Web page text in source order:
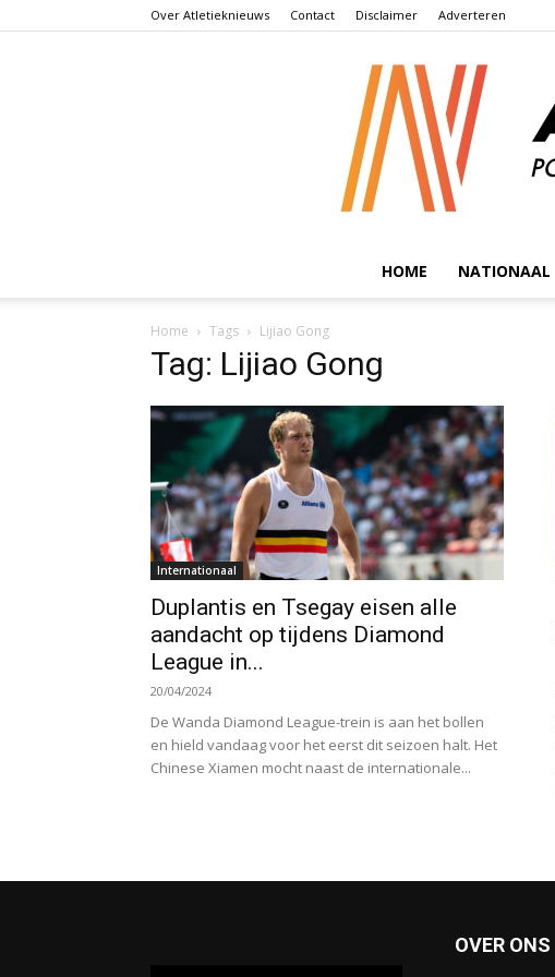
Over Atletieknieuws Contact Disclaimer Adverteren
HOME NATIONAAL
Home Tags Lijiao Gong
Tag: Lijiao Gong
Internationaal
Duplantis en Tsegay eisen alle
aandacht op tijdens Diamond
League in...
20/04/2024
De Wanda Diamond League-trein is aan het bollen
en hield vandaag voor het eerst dit seizoen halt. Het
Chinese Xiamen mocht naast de internationale...
OVER ONS